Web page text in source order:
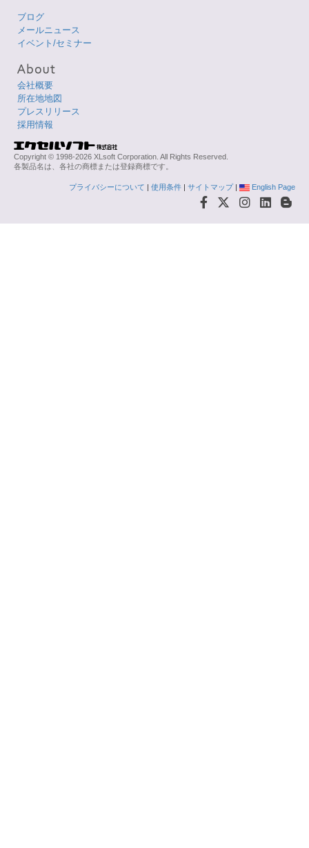
ブログ
メールニュース
イベント/セミナー
会社概要
所在地地図
プレスリリース
採用情報
Copyright © 1998-2026 XLsoft Corporation. All Rights Reserved.
各製品名は、各社の商標または登録商標です。
プライバシーについて | 使用条件 | サイトマップ| English Page